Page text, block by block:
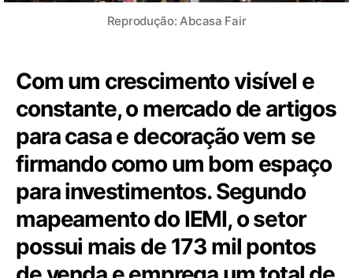
Reprodução: Abcasa Fair
Com um crescimento visível e
constante, o mercado de artigos
para casa e decoração vem se
firmando como um bom espaço
para investimentos. Segundo
mapeamento do IEMI, o setor
possui mais de 173 mil pontos